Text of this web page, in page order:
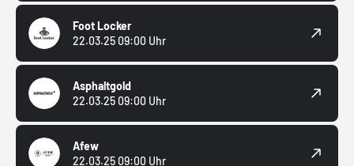
Foot Locker
22.03.25 09:00 Uhr
Asphaltgold
22.03.25 09:00 Uhr
Afew
22.03.25 09:00 Uhr